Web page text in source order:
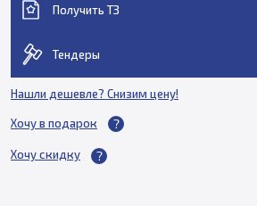
Получить ТЗ
Тендеры
Нашли дешевле? Снизим цену!
Хочу в подарок
Хочу скидку